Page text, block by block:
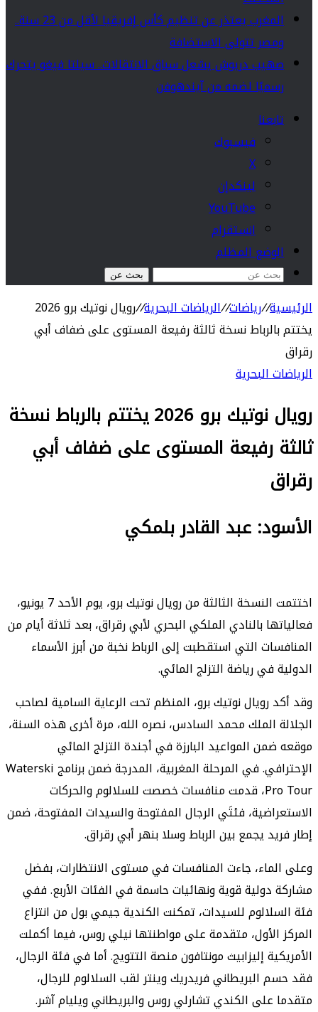
المغرب يعتذر عن تنظيم كأس إفريقيا لأقل من 23 سنة..
ومصر تتولى الاستضافة
صهيب دريوش يشعل سباق الانتقالات.. سيلتا فيغو يتحرك
رسميًا لضمه من آيندهوفن
تابعنا
فيسبوك
‫X
لينكدإن
‫YouTube
انستقرام
الوضع المظلم
بحث عن
الرئيسية//رياضات//الرياضات البحرية//
رويال نوتيك برو 2026
يختتم بالرباط نسخة ثالثة رفيعة المستوى على ضفاف أبي
رقراق
الرياضات البحرية
رويال نوتيك برو 2026 يختتم بالرباط نسخة
ثالثة رفيعة المستوى على ضفاف أبي
رقراق
الأسود: عبد القادر بلمكي
اختتمت النسخة الثالثة من رويال نوتيك برو، يوم الأحد 7 يونيو،
فعالياتها بالنادي الملكي البحري لأبي رقراق، بعد ثلاثة أيام من
المنافسات التي استقطبت إلى الرباط نخبة من أبرز الأسماء
الدولية في رياضة التزلج المائي.
وقد أكد رويال نوتيك برو، المنظم تحت الرعاية السامية لصاحب
الجلالة الملك محمد السادس، نصره الله، مرة أخرى هذه السنة،
موقعه ضمن المواعيد البارزة في أجندة التزلج المائي
الإحترافي. في المرحلة المغربية، المدرجة ضمن برنامجWaterski
Pro Tour، قدمت منافسات خصصت للسلالوم والحركات
الاستعراضية، فئتَي الرجال المفتوحة والسيدات المفتوحة، ضمن
إطار فريد يجمع بين الرباط وسلا بنهر أبي رقراق.
وعلى الماء، جاءت المنافسات في مستوى الانتظارات، بفضل
مشاركة دولية قوية ونهائيات حاسمة في الفئات الأربع. ففي
فئة السلالوم للسيدات، تمكنت الكندية جيمي بول من انتزاع
المركز الأول، متقدمة على مواطنتها نيلي روس، فيما أكملت
الأمريكية إليزابيث مونتافون منصة التتويج. أما في فئة الرجال،
فقد حسم البريطاني فريدريك وينتر لقب السلالوم للرجال،
متقدما على الكندي تشارلي روس والبريطاني ويليام آشر.